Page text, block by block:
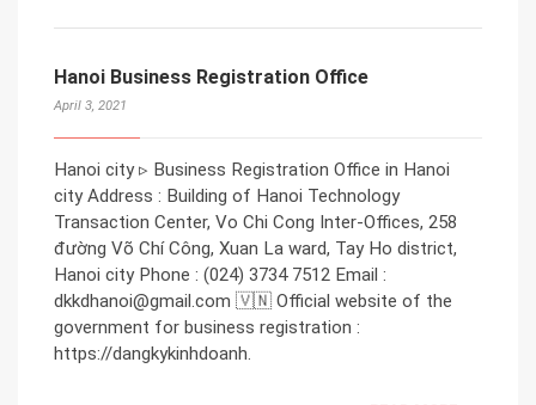
Hanoi Business Registration Office
April 3, 2021
Hanoi city ▹ Business Registration Office in Hanoi
city Address : Building of Hanoi Technology
Transaction Center, Vo Chi Cong Inter-Offices, 258
đường Võ Chí Công, Xuan La ward, Tay Ho district,
Hanoi city Phone : (024) 3734 7512 Email :
dkkdhanoi@gmail.com 🇻🇳 Official website of the
government for business registration :
https://dangkykinhdoanh.